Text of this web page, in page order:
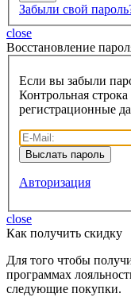
Забыли свой
close
Восcтановление
Если вы забыли
Контрольная
регистрационные
Авторизация
close
Как получить скидку
Для того чтобы
программах
следующие покупки.